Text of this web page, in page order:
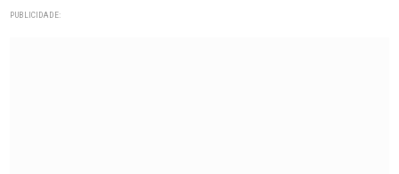
PUBLICIDADE: